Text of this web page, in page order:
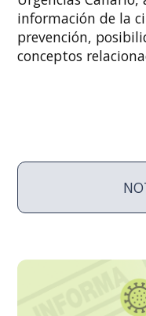
información de la
prevención,
conceptos